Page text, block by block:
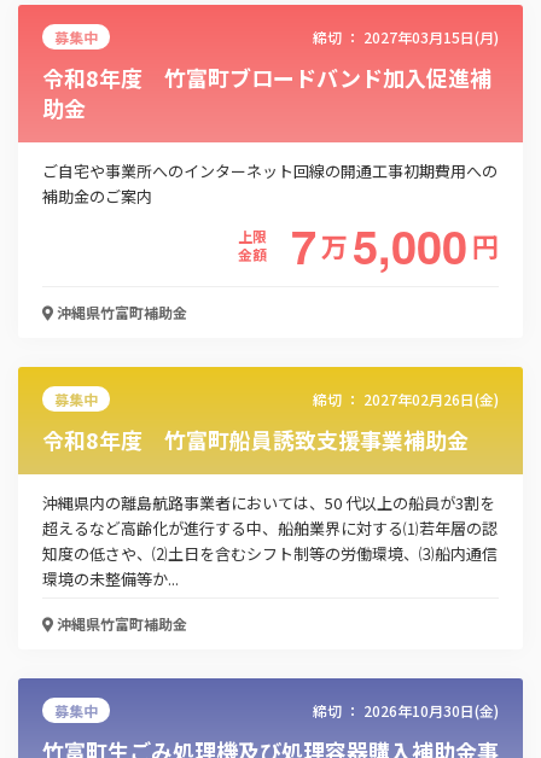
お名前
募集中 締切 ： 2027年03月15日(月)
令和8年度 竹富町ブロードバンド加入促進補
助金
ご自宅や事業所へのインターネット回線の開通工事初期費用への
補助金のご案内
上限
金額
7万5,000円
沖縄県竹富町補助金
募集中 締切 ： 2027年02月26日(金)
令和8年度 竹富町船員誘致支援事業補助金
沖縄県内の離島航路事業者においては、50 代以上の船員が3割を
超えるなど高齢化が進行する中、船舶業界に対する⑴若年層の認
知度の低さや、⑵土日を含むシフト制等の労働環境、⑶船内通信
環境の未整備等か...
沖縄県竹富町補助金
募集中 締切 ： 2026年10月30日(金)
竹富町生ごみ処理機及び処理容器購入補助金事